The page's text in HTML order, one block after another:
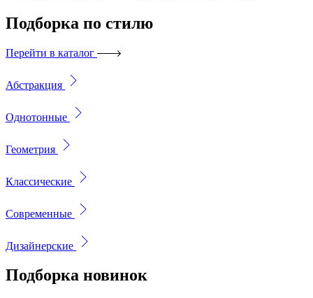
Подборка по стилю
Перейти в каталог
Абстракция
Однотонные
Геометрия
Классические
Современные
Дизайнерские
Подборка новинок